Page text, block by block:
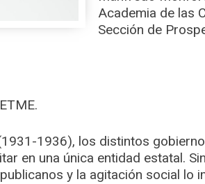
Academia de las
Sección de
1936), los distintos
en una única entidad estatal.
y la agitación social lo